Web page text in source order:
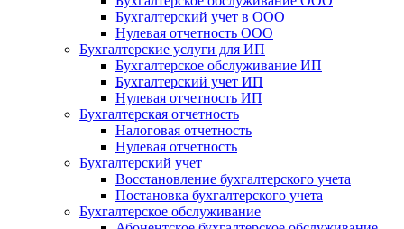
Бухгалтерский учет в ООО
Нулевая отчетность ООО
Бухгалтерские услуги для ИП
Бухгалтерское обслуживание ИП
Бухгалтерский учет ИП
Нулевая отчетность ИП
Бухгалтерская отчетность
Налоговая отчетность
Нулевая отчетность
Бухгалтерский учет
Восстановление бухгалтерского учета
Постановка бухгалтерского учета
Бухгалтерское обслуживание